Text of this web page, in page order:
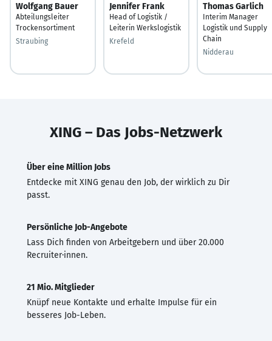
Wolfgang Bauer
Abteilungsleiter
Trockensortiment
Straubing
Jennifer Frank
Head of Logistik /
Leiterin Werkslogistik
Krefeld
Thomas Garlich
Interim Manager
Logistik und Supply
Chain
Nidderau
XING – Das Jobs-Netzwerk
Über eine Million Jobs
Entdecke mit XING genau den Job, der wirklich zu Dir
passt.
Persönliche Job-Angebote
Lass Dich finden von Arbeitgebern und über 20.000
Recruiter·innen.
21 Mio. Mitglieder
Knüpf neue Kontakte und erhalte Impulse für ein
besseres Job-Leben.